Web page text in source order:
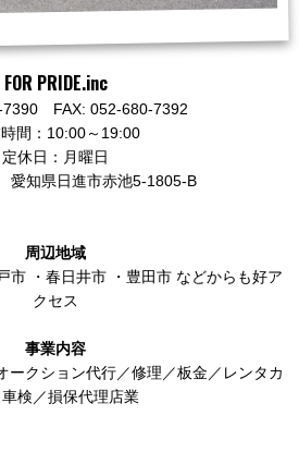
FOR PRIDE.inc
7390 FAX: 052-680-7392
間：10:00～19:00
定休日：月曜日
愛知県日進市赤池5-1805-B
周辺地域
市 ・ 春日井市 ・ 豊田市 などからも好ア
クセス
事業内容
ークション代行／修理／板金／レンタカ
検／損保代理店業